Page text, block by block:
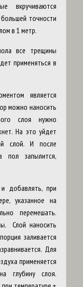
вкручиваются
точности
в 1 метр.
все трещины
применяться в
является
можно наносить
слоя нужно
На это уйдет
слой. И после
пол запылится,
добавлять, при
указанное на
перемешать.
Слой наносить
заливается
Для
применяется
глубину слоя.